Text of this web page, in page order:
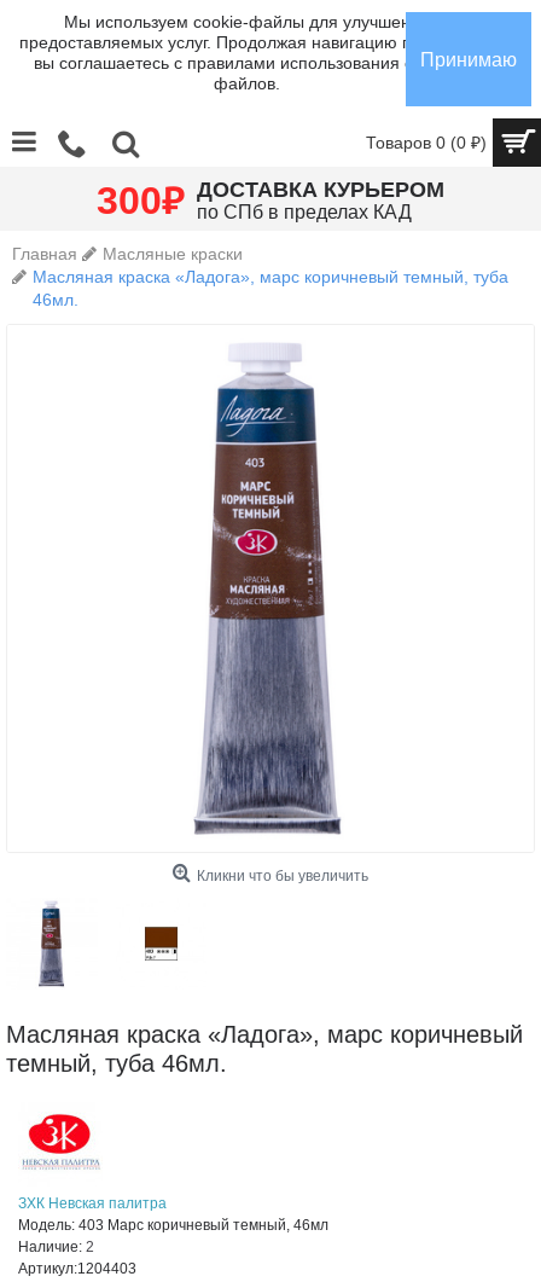
Мы используем cookie-файлы для улучшения
предоставляемых услуг. Продолжая навигацию по сайту,
вы соглашаетесь с правилами использования cookie-
файлов.
Принимаю
Товаров 0 (0 ₽)
300₽ ДОСТАВКА КУРЬЕРОМ
по СПб в пределах КАД
Главная
Масляные краски
Масляная краска «Ладога», марс коричневый темный, туба
46мл.
Кликни что бы увеличить
Масляная краска «Ладога», марс коричневый
темный, туба 46мл.
ЗХК Невская палитра
Модель: 403 Марс коричневый темный, 46мл
Наличие: 2
Артикул:1204403